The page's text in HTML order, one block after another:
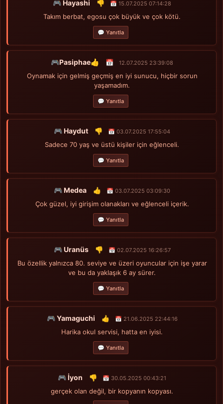
🎮 Hayashi 👎 📅 15.07.2025 07:14:28
Takım berbat, egosu çok büyük ve çok kötü.
💬 Yanıtla
🎮Pasiphae👍 📅 12.07.2025 23:39:08
Oynamak için gelmiş geçmiş en iyi sunucu, hiçbir sorun
yaşamadım.
💬 Yanıtla
🎮 Haydut 👎 📅 03.07.2025 17:55:04
Sadece 70 yaş ve üstü kişiler için eğlenceli.
💬 Yanıtla
🎮 Medea 👍 📅 03.07.2025 03:09:30
Çok güzel, iyi girişim olanakları ve eğlenceli içerik.
💬 Yanıtla
🎮 Uranüs 👎 📅 02.07.2025 16:26:57
Bu özellik yalnızca 80. seviye ve üzeri oyuncular için işe yarar
ve bu da yaklaşık 6 ay sürer.
💬 Yanıtla
🎮 Yamaguchi 👍 📅 21.06.2025 22:44:16
Harika okul servisi, hatta en iyisi.
💬 Yanıtla
🎮 İyon 👎 📅 30.05.2025 00:43:21
gerçek olan değil, bir kopyanın kopyası.